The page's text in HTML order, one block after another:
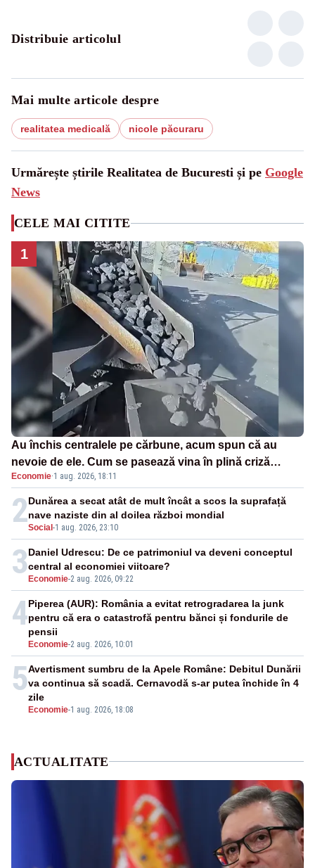
Distribuie articolul
Mai multe articole despre
realitatea medicală nicole păcuraru
Urmărește știrile Realitatea de Bucuresti și pe Google
News
CELE MAI CITITE
1
Au închis centralele pe cărbune, acum spun că au
nevoie de ele. Cum se pasează vina în plină criză
energetică
Economie·1 aug. 2026, 18:11
2Social-1 aug. 2026, 23:10
Dunărea a secat atât de mult încât a scos la suprafață
nave naziste din al doilea război mondial
3Economie-2 aug. 2026, 09:22
Daniel Udrescu: De ce patrimoniul va deveni conceptul
central al economiei viitoare?
4
Economie-2 aug. 2026, 10:01
Piperea (AUR): România a evitat retrogradarea la junk
pentru că era o catastrofă pentru bănci și fondurile de
pensii
5
Economie-1 aug. 2026, 18:08
Avertisment sumbru de la Apele Române: Debitul Dunării
va continua să scadă. Cernavodă s-ar putea închide în 4
zile
ACTUALITATE